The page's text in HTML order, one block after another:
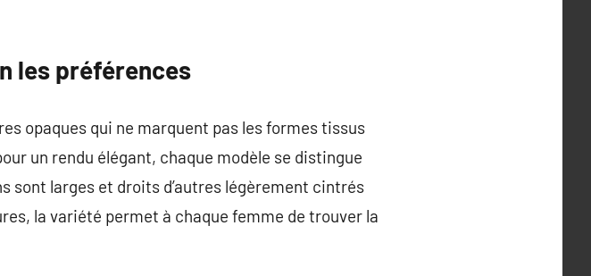
les préférences
opaques qui ne marquent pas les formes tissus
un rendu élégant, chaque modèle se distingue
sont larges et droits d’autres légèrement cintrés
la variété permet à chaque femme de trouver la